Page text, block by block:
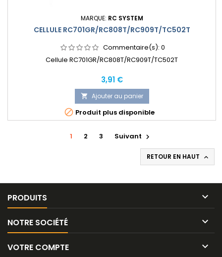
MARQUE: RC SYSTEM
CELLULE RC701GR/RC808T/RC909T/TC502T
Commentaire(s): 0
Cellule RC701GR/RC808T/RC909T/TC502T
Prix
3,91 €
 Ajouter au panier
 Produit plus disponible
1 2 3 Suivant 
RETOUR EN HAUT 
PRODUITS 
NOTRE SOCIÉTÉ 
VOTRE COMPTE 